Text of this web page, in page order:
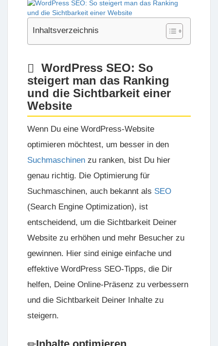
Inhaltsverzeichnis
WordPress SEO: So
steigert man das Ranking
und die Sichtbarkeit einer
Website
Wenn Du eine WordPress-Website
optimieren möchtest, um besser in den
Suchmaschinen zu ranken, bist Du hier
genau richtig. Die Optimierung für
Suchmaschinen, auch bekannt als SEO
(Search Engine Optimization), ist
entscheidend, um die Sichtbarkeit Deiner
Website zu erhöhen und mehr Besucher zu
gewinnen. Hier sind einige einfache und
effektive WordPress SEO-Tipps, die Dir
helfen, Deine Online-Präsenz zu verbessern
und die Sichtbarkeit Deiner Inhalte zu
steigern.